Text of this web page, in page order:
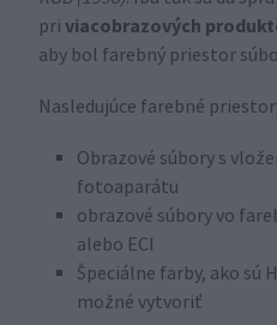
pri viacobrazových
aby bol farebný priestor
Nasledujúce farebné
Obrazové súbory s
fotoaparátu
obrazové súbory vo
alebo ECI
Špeciálne farby, ako sú
možné vytvoriť